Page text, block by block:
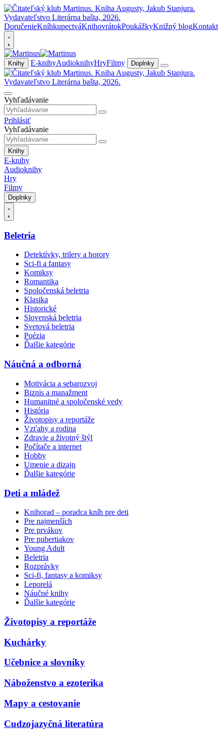
DoručenieKníhkupectváKnihovrátokPoukážkyKnižný blogKontakt
Knihy E-knihyAudioknihyHryFilmy Doplnky
Vyhľadávanie
Prihlásiť
Vyhľadávanie
Knihy
E-knihy
Audioknihy
Hry
Filmy
Doplnky
Beletria
Detektívky, trilery a horory
Sci-fi a fantasy
Komiksy
Romantika
Spoločenská beletria
Klasika
Historické
Slovenská beletria
Svetová beletria
Poézia
Ďalšie kategórie
Náučná a odborná
Motivácia a sebarozvoj
Biznis a manažment
Humanitné a spoločenské vedy
História
Životopisy a reportáže
Vzťahy a rodina
Zdravie a životný štýl
Počítače a internet
Hobby
Umenie a dizajn
Ďalšie kategórie
Deti a mládež
Knihorad – poradca kníh pre deti
Pre najmenších
Pre prvákov
Pre pubertiakov
Young Adult
Beletria
Rozprávky
Sci-fi, fantasy a komiksy
Leporelá
Náučné knihy
Ďalšie kategórie
Životopisy a reportáže
Kuchárky
Učebnice a slovníky
Náboženstvo a ezoterika
Mapy a cestovanie
Cudzojazyčná literatúra